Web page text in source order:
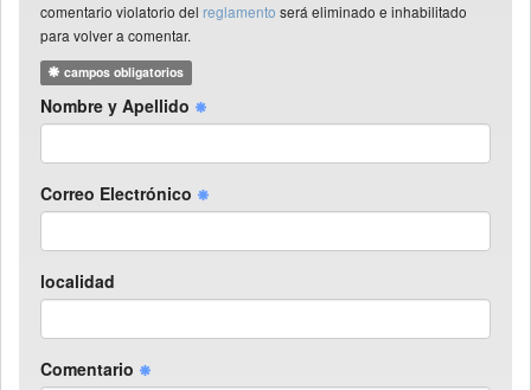
comentario violatorio del reglamento será eliminado e inhabilitado
para volver a comentar.
campos obligatorios
Nombre y Apellido
Correo Electrónico
localidad
Comentario